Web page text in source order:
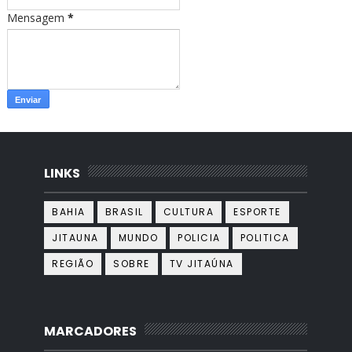
Mensagem *
LINKS
BAHIA BRASIL CULTURA
ESPORTE
JITAUNA
MUNDO POLICIA
POLITICA
REGIÃO
SOBRE TV JITAÚNA
MARCADORES